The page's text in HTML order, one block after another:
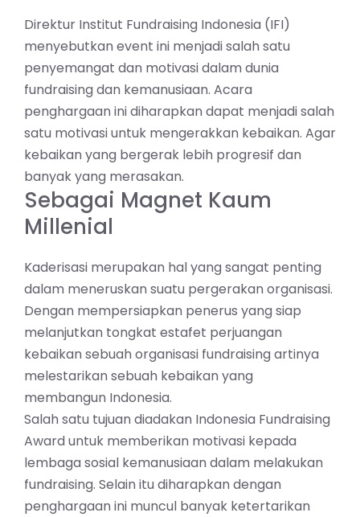
Direktur Institut Fundraising Indonesia (IFI)
menyebutkan event ini menjadi salah satu
penyemangat dan motivasi dalam dunia
fundraising dan kemanusiaan. Acara
penghargaan ini diharapkan dapat menjadi salah
satu motivasi untuk mengerakkan kebaikan. Agar
kebaikan yang bergerak lebih progresif dan
banyak yang merasakan.
Sebagai Magnet Kaum
Millenial
Kaderisasi merupakan hal yang sangat penting
dalam meneruskan suatu pergerakan organisasi.
Dengan mempersiapkan penerus yang siap
melanjutkan tongkat estafet perjuangan
kebaikan sebuah organisasi fundraising artinya
melestarikan sebuah kebaikan yang
membangun Indonesia.
Salah satu tujuan diadakan Indonesia Fundraising
Award untuk memberikan motivasi kepada
lembaga sosial kemanusiaan dalam melakukan
fundraising. Selain itu diharapkan dengan
penghargaan ini muncul banyak ketertarikan